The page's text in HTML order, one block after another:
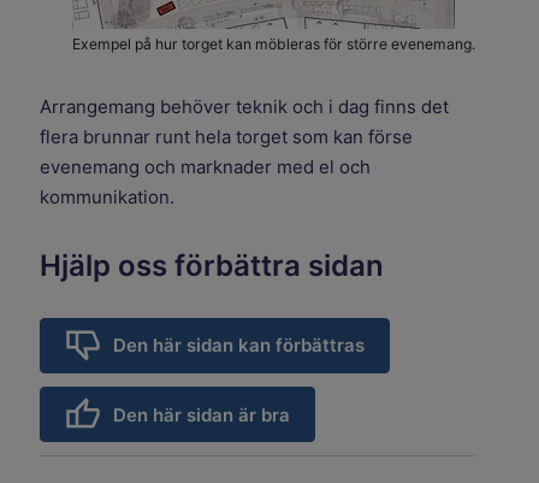
Exempel på hur torget kan möbleras för större evenemang.
Arrangemang behöver teknik och i dag finns det
flera brunnar runt hela torget som kan förse
evenemang och marknader med el och
kommunikation.
Hjälp oss förbättra sidan
Den här sidan kan förbättras
Den här sidan är bra